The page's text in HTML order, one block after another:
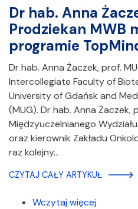
Dr hab. Anna
Prodziekan MWB
programie
Dr hab. Anna Żaczek, prof.
Intercollegiate Faculty of
University of Gdańsk and
(MUG). Dr hab. Anna Żaczek,
Międzyuczelnianego
oraz kierownik Zakładu
raz kolejny…
CZYTAJ CAŁY ARTYKUŁ
Wczytaj więcej